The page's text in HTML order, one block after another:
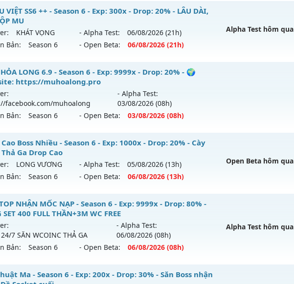
loại: Mu Nguyên bản Webzen
SuperAnti
THIÊN MỆNH - SEASON 6.3 CLASSIC
mới ra tháng 08 2026 - Mở máy chủTHIÊN MỆNH
vào 19h ngày 09/08/2626
500x - Drop: 20%
loại: Mu Nguyên bản Webzen
Antihack chạy bằng cơm
VIỆT SS6 ++ - Season 6 - Exp: 300x - Drop: 20% - LÂU DÀI,
MU
KHÁT VỌNG - Alpha Test: 06/08/2026 (21h)
Bản:
Season 6 - Open Beta: 06/08/2026 (21h)
Alpha Test hôm qua
MU VIỆT SS6 ++ - LÂU DÀI, CÓ GỘP MU
mới ra tháng 08 2026 - Mở máy chủ
KHÁT VỌNG
300x - Drop: 20%
loại: Mu Nguyên bản Webzen
GoldShield
LONG 6.9 - Season 6 - Exp: 9999x - Drop: 20% - 🌍
https://muhoalong.pro
facebook.com/muhoalong
- Alpha Test:
03/08/2026 (08h)
Bản:
Season 6 - Open Beta: 03/08/2026 (08h)
HỎA LONG 6.9 - 🌍 Website: https://muhoalong.pro
ra tháng 08 2026 - Mở máy chủ https://facebook.com/muhoalong vào 08h
03/08/2626
Non Reset
Mu Nguyên bản Webzen
XShield
Boss Nhiều - Season 6 - Exp: 1000x - Drop: 20% - Cày
Thả Ga Drop Cao
LONG VƯƠNG - Alpha Test: 05/08/2026 (13h)
Bản:
Season 6 - Open Beta: 06/08/2026 (13h)
Open Beta hôm qua
Cao Boss Nhiều - Cày Cuốc Thả Ga Drop Cao
mới ra tháng 08 2026 - Mở máy chủ
LONG VƯƠNG
vào 13h ngày 06/08/2626
1000x - Drop: 20%
loại: Mu Nguyên bản Webzen
NHẬN MỐC NẠP - Season 6 - Exp: 9999x - Drop: 80% -
SET 400 FULL THẦN+3M WC FREE
24/7 SĂN WCOINC THẢ GA
- Alpha Test:
06/08/2026 (08h)
Bản:
Season 6 - Open Beta: 06/08/2026 (08h)
Alpha Test hôm qua
NHẬN MỐC NẠP - TẶNG SET 400 FULL THẦN+3M WC FREE
Ma - Season 6 - Exp: 200x - Drop: 30% - Săn Boss nhận